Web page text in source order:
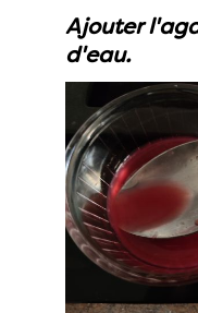
Ajouter
d'eau.